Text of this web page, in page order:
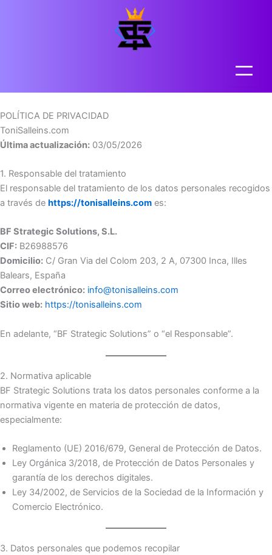
POLÍTICA DE PRIVACIDAD
ToniSalleins.com
Última actualización: 03/05/2026
1. Responsable del tratamiento
El responsable del tratamiento de los datos personales recogidos
a través de https://tonisalleins.com es:
BF Strategic Solutions, S.L.
CIF: B26988576
Domicilio: C/ Gran Via del Colom 203, 2 A, 07300 Inca, Illes
Balears, España
Correo electrónico: info@tonisalleins.com
Sitio web: https://tonisalleins.com
En adelante, “BF Strategic Solutions” o “el Responsable”.
2. Normativa aplicable
BF Strategic Solutions trata los datos personales conforme a la
normativa vigente en materia de protección de datos,
especialmente:
Reglamento (UE) 2016/679, General de Protección de Datos.
Ley Orgánica 3/2018, de Protección de Datos Personales y
garantía de los derechos digitales.
Ley 34/2002, de Servicios de la Sociedad de la Información y
Comercio Electrónico.
3. Datos personales que podemos recopilar